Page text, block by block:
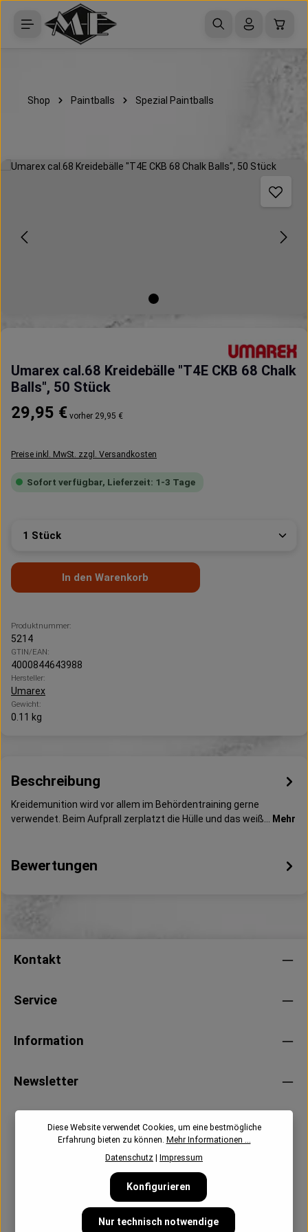
Zum Hauptinhalt springen
Shop Paintballs Spezial Paintballs
Bildergalerie überspringen
Umarex cal.68 Kreidebälle "T4E CKB 68 Chalk
Balls", 50 Stück
Regulärer Preis:
29,95 € vorher 29,95 €
Preise inkl. MwSt. zzgl. Versandkosten
Sofort verfügbar, Lieferzeit: 1-3 Tage
Produkt Anzahl: Gib den gewünschten Wert ein
In den Warenkorb
Produktnummer:
5214
GTIN/EAN:
4000844643988
Hersteller:
Umarex
Gewicht:
0.11 kg
Beschreibung
Kreidemunition wird vor allem im Behördentraining gerne
verwendet. Beim Aufprall zerplatzt die Hülle und das weiß…
Mehr
Bewertungen
Kontakt
Service
Information
Newsletter
Diese Website verwendet Cookies, um eine bestmögliche
Erfahrung bieten zu können. Mehr Informationen ...
Datenschutz | Impressum
Nur technisch notwendige
Konfigurieren